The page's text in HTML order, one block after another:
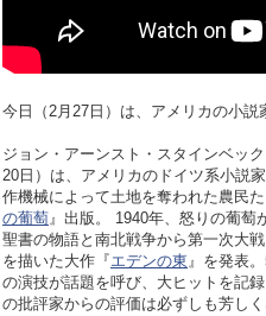
今日（2月27日）は、アメリカの小説
ジョン・アーンスト・スタインベッ
20日）は、アメリカのドイツ系小説
作機械によって土地を奪われた農民
の葡萄 』出版。 1940年、怒りの葡萄
聖書の物語と南北戦争から第一次大
を描いた大作『エデンの東 』を発表
の演技が話題を呼び、大ヒットを記
の批評家からの評価は必ずしも芳し